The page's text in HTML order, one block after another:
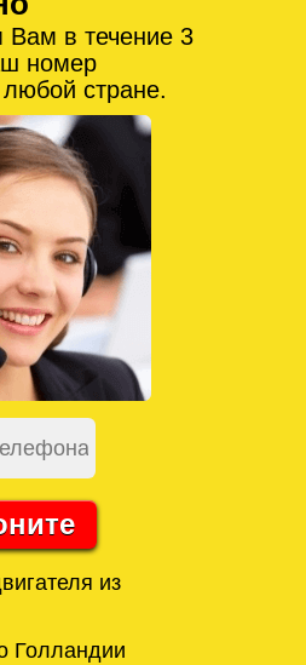
Вам в течение 3
номер
стране.
из
Голландии